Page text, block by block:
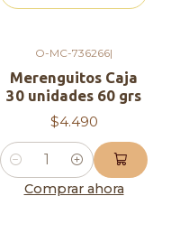
O-MC-736266|
Merenguitos Caja
30 unidades 60 grs
$4.490
Cantidad
Comprar ahora